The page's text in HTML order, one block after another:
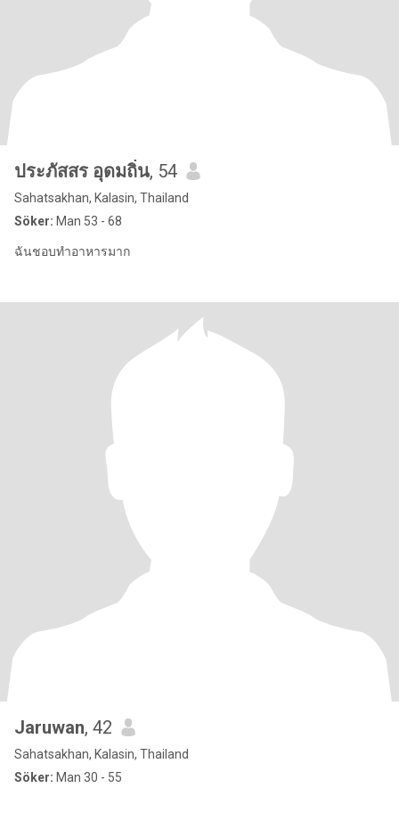
ประภัสสร อุดมถิ่น, 54
Sahatsakhan, Kalasin, Thailand
Söker: Man 53 - 68
ฉันชอบทำอาหารมาก
Jaruwan, 42
Sahatsakhan, Kalasin, Thailand
Söker: Man 30 - 55